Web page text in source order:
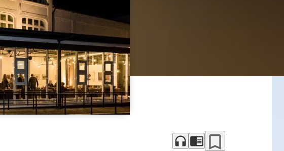
headphones chrome_reader_mode bookmark_border